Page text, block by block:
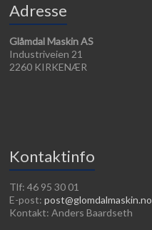
Adresse
Glåmdal Maskin AS
Industriveien 21
2260 KIRKENÆR
Kontaktinfo
Tlf: 46 95 30 01
E-post:post@glomdalmaskin.no
Kontakt: Anders Baardseth